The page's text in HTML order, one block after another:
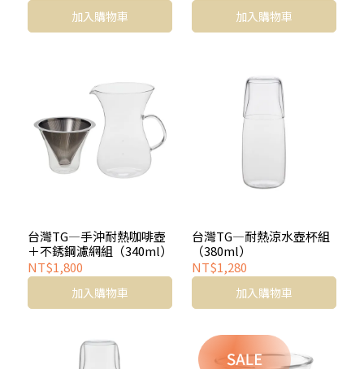
加入購物車 加入購物車
台灣TG—手沖耐熱咖啡壺
＋不銹鋼濾網組（340ml）
NT$1,800
加入購物車
台灣TG—耐熱涼水壺杯組
（380ml）
NT$1,280
加入購物車